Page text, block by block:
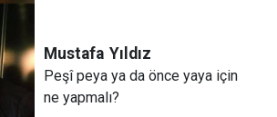
Mustafa Yıldız
Peşî peya ya da önce yaya için
ne yapmalı?